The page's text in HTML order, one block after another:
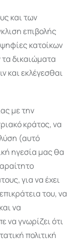
και των
επιβολής
κατοίκων
δικαιώματα
και εκλέγεσθαι
με την
κράτος, να
(αυτό
ηγεσία μας θα
για να έχει
του, να
να
να γνωρίζει ότι
πολιτική